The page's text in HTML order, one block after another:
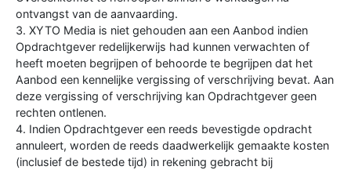
ontvangst van de aanvaarding.
3. XYTO Media is niet gehouden aan een Aanbod indien
Opdrachtgever redelijkerwijs had kunnen verwachten of
heeft moeten begrijpen of behoorde te begrijpen dat het
Aanbod een kennelijke vergissing of verschrijving bevat. Aan
deze vergissing of verschrijving kan Opdrachtgever geen
rechten ontlenen.
4. Indien Opdrachtgever een reeds bevestigde opdracht
annuleert, worden de reeds daadwerkelijk gemaakte kosten
(inclusief de bestede tijd) in rekening gebracht bij